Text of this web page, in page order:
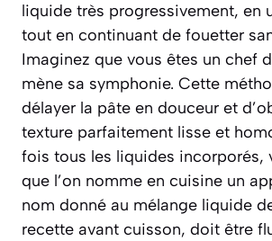
liquide très progressivement, en
tout en continuant de fouetter
Imaginez que vous êtes un chef
mène sa symphonie. Cette
délayer la pâte en douceur et
texture parfaitement lisse et
fois tous les liquides incorporés,
que l’on nomme en cuisine un
nom donné au mélange liquide
recette avant cuisson, doit être